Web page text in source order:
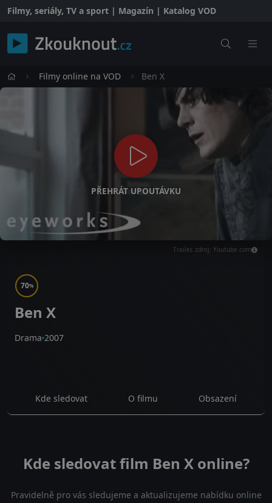
Filmy, seriály, TV a sport | Magazín | Katalog VOD
Filmy online na VOD Ben X
PŘEHRÁT UPOUTÁVKU
Trailer, zdroj: Youtube.com
70%
Ben X
Drama 2007
Kde sledovat O filmu Obsazení
Kde sledovat film Ben X online?
Pravidelně pro vás sledujeme a aktualizujeme nabídku online